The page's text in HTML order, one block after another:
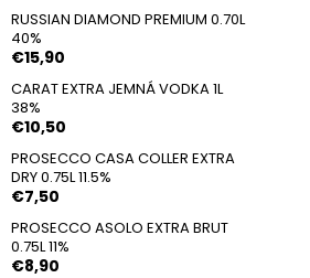
RUSSIAN DIAMOND PREMIUM 0.70L
40%
€15,90
CARAT EXTRA JEMNÁ VODKA 1L
38%
€10,50
PROSECCO CASA COLLER EXTRA
DRY 0.75L 11.5%
€7,50
PROSECCO ASOLO EXTRA BRUT
0.75L 11%
€8,90